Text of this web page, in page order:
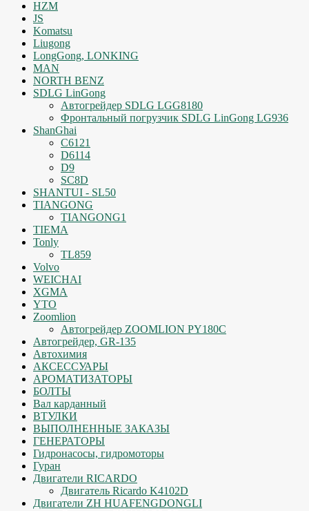
HZM
JS
Komatsu
Liugong
LongGong, LONKING
MAN
NORTH BENZ
SDLG LinGong
Автогрейдер SDLG LGG8180
Фронтальный погрузчик SDLG LinGong LG936
ShanGhai
C6121
D6114
D9
SC8D
SHANTUI - SL50
TIANGONG
TIANGONG1
TIEMA
Tonly
TL859
Volvo
WEICHAI
XGMA
YTO
Zoomlion
Автогрейдер ZOOMLION PY180C
Автогрейдер, GR-135
Автохимия
АКСЕССУАРЫ
АРОМАТИЗАТОРЫ
БОЛТЫ
Вал карданный
ВТУЛКИ
ВЫПОЛНЕННЫЕ ЗАКАЗЫ
ГЕНЕРАТОРЫ
Гидронасосы, гидромоторы
Гуран
Двигатели RICARDO
Двигатель Ricardo K4102D
Двигатели ZH HUAFENGDONGLI